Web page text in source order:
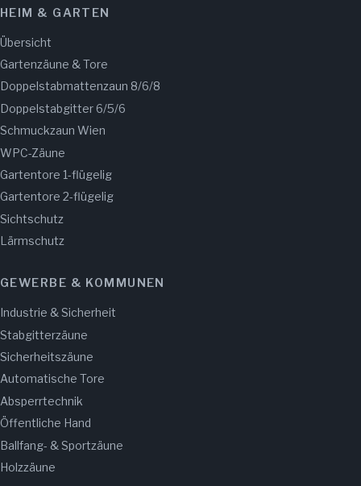
HEIM & GARTEN
Übersicht
Gartenzäune & Tore
Doppelstabmattenzaun 8/6/8
Doppelstabgitter 6/5/6
Schmuckzaun Wien
WPC-Zäune
Gartentore 1-flügelig
Gartentore 2-flügelig
Sichtschutz
Lärmschutz
GEWERBE & KOMMUNEN
Industrie & Sicherheit
Stabgitterzäune
Sicherheitszäune
Automatische Tore
Absperrtechnik
Öffentliche Hand
Ballfang- & Sportzäune
Holzzäune